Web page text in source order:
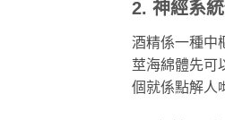
2. 神經系
酒精係一種中
莖海綿體先可
個就係點解人